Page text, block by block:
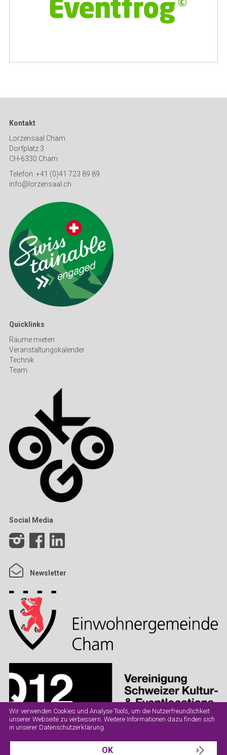
Kontakt
Lorzensaal Cham
Dorfplatz 3
CH-6330 Cham
Telefon: +41 (0)41 723 89 89
info@lorzensaal.ch
Quicklinks
Räume mieten
Veranstaltungskalender
Technik
Team
Social Media
Newsletter
AGB
Wir verwenden Cookies und Analyse Tools, um die Nutzerfreundlichkeit
unserer Webseite zu verbessern. Weitere Informationen dazu finden sich
in unserer Datenschutzerklärung.
OK